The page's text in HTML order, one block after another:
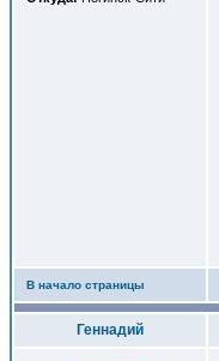
В начало страницы
Геннадий